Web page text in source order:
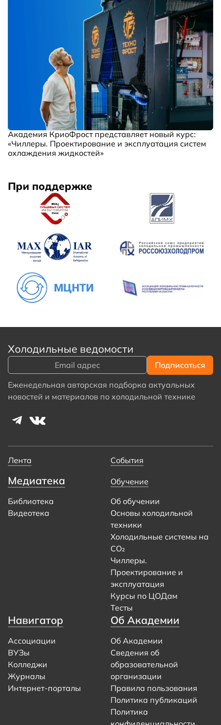
Академия КриоФрост представляет новый курс:
«Чиллеры. Проектирование и эксплуатация систем
охлаждения жидкостей»
При поддержке
Холодильные ведомости
Еженедельная авторская подборка актуальных
новостей и материалов по холодильной технике
Лента События
Медиатека
Библиотека
Видеотека
Обучение
Об обучении
Основы холодильной
техники
Холодильные системы на
CO₂
Чиллеры.
Проектирование и
эксплуатация
Курсы по ЦОДам
Тесты
Навигатор
Ассоциации
ВУЗы
Колледжи
Журналы
Интернет-порталы
Об Академии
Об Академии
Сведения об
образовательной
организации
Правила пользования
Политика публикаций
Политика